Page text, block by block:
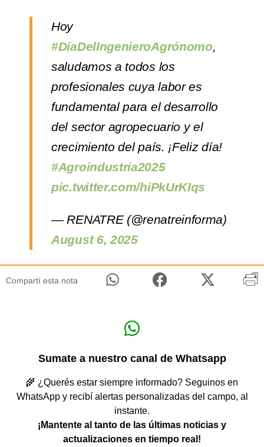
Hoy
#DíaDelIngenieroAgrónomo,
saludamos a todos los
profesionales cuya labor es
fundamental para el desarrollo
del sector agropecuario y el
crecimiento del país. ¡Feliz día!
#Agroindustria2025
pic.twitter.com/hiPkUrKIqs
— RENATRE (@renatreinforma)
August 6, 2025
Compartí esta nota
Sumate a nuestro canal de Whatsapp
🌾 ¿Querés estar siempre informado? Seguinos en
WhatsApp y recibí alertas personalizadas del campo, al
instante.
¡Mantente al tanto de las últimas noticias y
actualizaciones en tiempo real!